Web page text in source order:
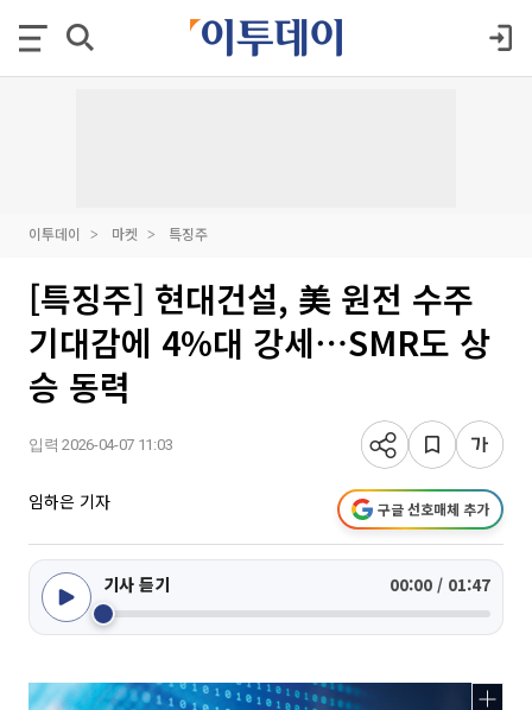
이투데이 마켓 특징주
[특징주] 현대건설, 美 원전 수주
기대감에 4%대 강세⋯SMR도 상
승 동력
입력 2026-04-07 11:03
임하은 기자 구글 선호매체 추가
기사 듣기 00:00 / 01:47